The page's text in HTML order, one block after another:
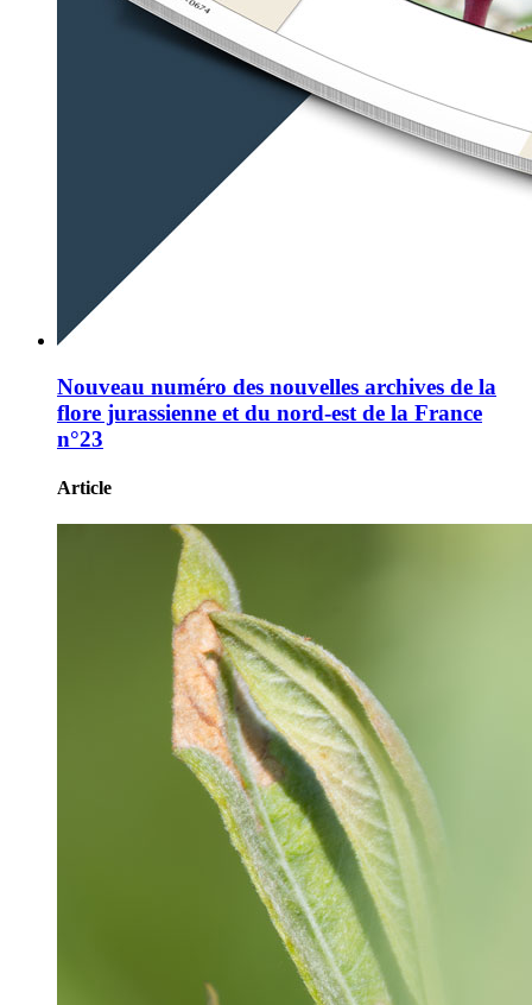
Nouveau numéro des nouvelles archives de la
flore jurassienne et du nord-est de la France
n°23
Article